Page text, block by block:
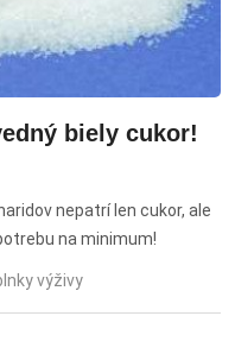
biely cukor!
nepatrí len cukor, ale
na minimum!
výživy